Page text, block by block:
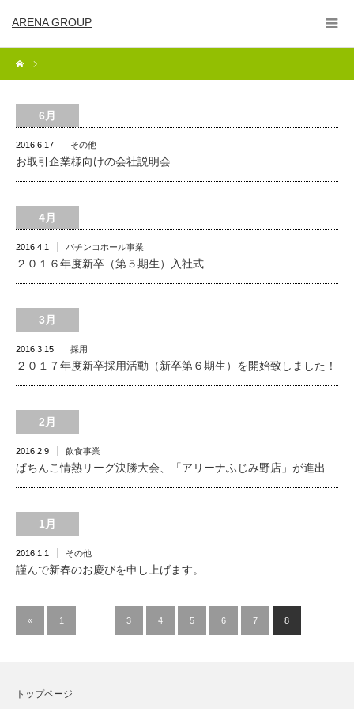
ARENA GROUP
6月
2016.6.17 その他
お取引企業様向けの会社説明会
4月
2016.4.1 パチンコホール事業
２０１６年度新卒（第５期生）入社式
3月
2016.3.15 採用
２０１７年度新卒採用活動（新卒第６期生）を開始致しました！
2月
2016.2.9 飲食事業
ぱちんこ情熱リーグ決勝大会、「アリーナふじみ野店」が進出
1月
2016.1.1 その他
謹んで新春のお慶びを申し上げます。
« 1 3 4 5 6 7 8
トップページ